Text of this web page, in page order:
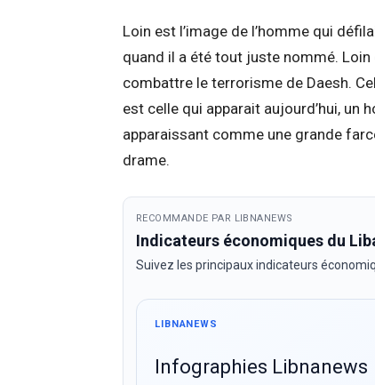
Loin est l’image de l’homme qui
quand il a été tout juste nommé.
combattre le terrorisme de Daesh.
est celle qui apparait aujourd’hui, un
apparaissant comme une grande
drame.
RECOMMANDE PAR LIBNANEWS
Indicateurs économiques du
Suivez les principaux indicateurs
LIBNANEWS
Infographies Libnanews